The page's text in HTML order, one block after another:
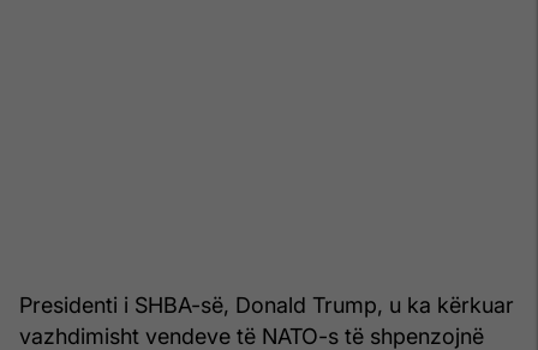
Presidenti i SHBA-së, Donald Trump, u ka kërkuar
vazhdimisht vendeve të NATO-s të shpenzojnë